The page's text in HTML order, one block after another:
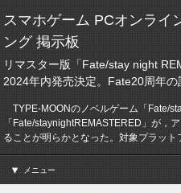
スマホゲーム PCオンライ
ング 掲示板
リマスター版「Fate/stay night
2024年内発売決定。Fate20周年の
TYPE-MOONのノベルゲーム「Fate/
「Fate/staynightREMASTERED」が，
ることが明らかとなった。対象プラット
メニュー